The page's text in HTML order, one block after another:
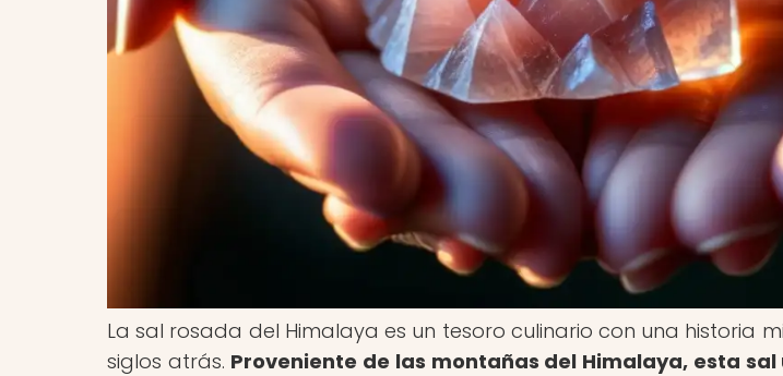
La sal rosada del Himalaya es un tesoro culinario con una historia
siglos atrás. Proveniente de las montañas del Himalaya, esta